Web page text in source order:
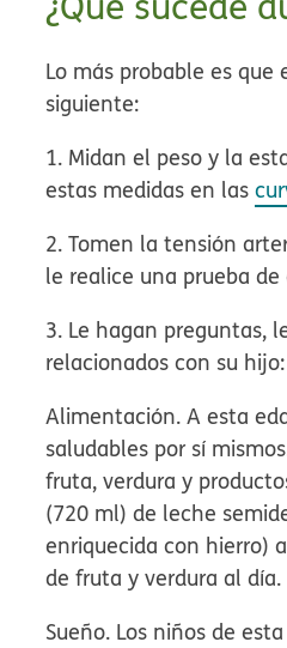
Lo más probable es
siguiente:
1. Midan el peso y la
estas medidas en las
2. Tomen la tensión
le realice una prueba de
3. Le hagan preguntas,
relacionados con su hijo:
Alimentación. A esta
saludables por sí
fruta, verdura y
(720 ml) de leche
enriquecida con hierro)
de fruta y verdura al día.
Sueño. Los niños de